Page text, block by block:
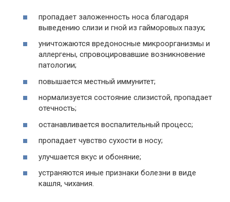
пропадает заложенность носа благодаря
выведению слизи и гной из гайморовых пазух;
уничтожаются вредоносные микроорганизмы и
аллергены, спровоцировавшие возникновение
патологии;
повышается местный иммунитет;
нормализуется состояние слизистой, пропадает
отечность;
останавливается воспалительный процесс;
пропадает чувство сухости в носу;
улучшается вкус и обоняние;
устраняются иные признаки болезни в виде
кашля, чихания.